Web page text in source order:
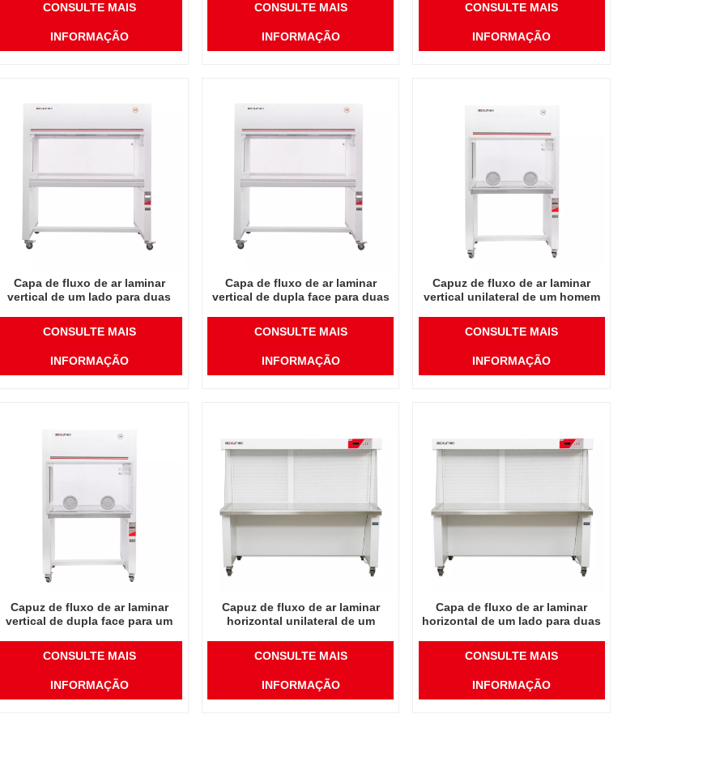
CONSULTE MAIS
INFORMAÇÃO
CONSULTE MAIS
INFORMAÇÃO
CONSULTE MAIS
INFORMAÇÃO
Capa de fluxo de ar laminar
vertical de um lado para duas
CONSULTE MAIS
INFORMAÇÃO
Capa de fluxo de ar laminar
vertical de dupla face para duas
CONSULTE MAIS
INFORMAÇÃO
Capuz de fluxo de ar laminar
vertical unilateral de um homem
CONSULTE MAIS
INFORMAÇÃO
Capuz de fluxo de ar laminar
vertical de dupla face para um
CONSULTE MAIS
INFORMAÇÃO
Capuz de fluxo de ar laminar
horizontal unilateral de um
CONSULTE MAIS
INFORMAÇÃO
Capa de fluxo de ar laminar
horizontal de um lado para duas
CONSULTE MAIS
INFORMAÇÃO